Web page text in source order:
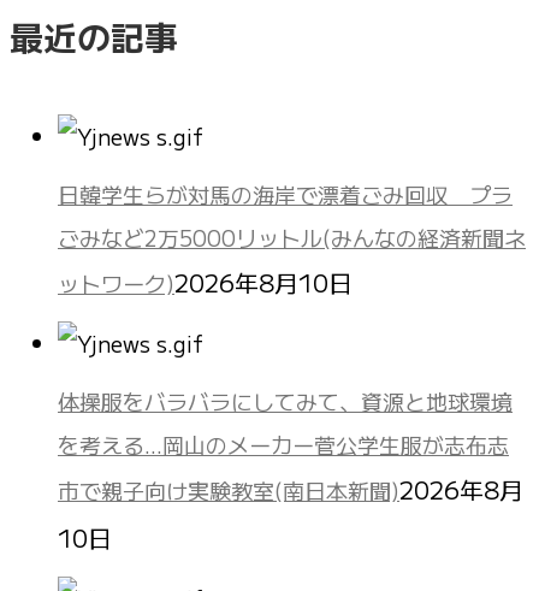
最近の記事
日韓学生らが対馬の海岸で漂着ごみ回収 プラ
ごみなど2万5000リットル(みんなの経済新聞ネ
ットワーク)2026年8月10日
体操服をバラバラにしてみて、資源と地球環境
を考える…岡山のメーカー菅公学生服が志布志
市で親子向け実験教室(南日本新聞)2026年8月
10日